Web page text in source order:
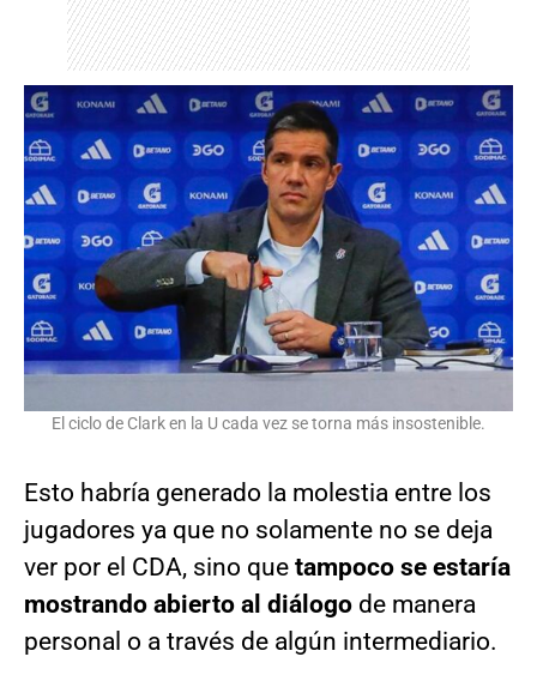
El ciclo de Clark en la U cada vez se torna más insostenible.
Esto habría generado la molestia entre los
jugadores ya que no solamente no se deja
ver por el CDA, sino que tampoco se estaría
mostrando abierto al diálogo de manera
personal o a través de algún intermediario.